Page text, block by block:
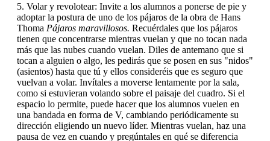
5. Volar y revolotear: Invite a los alumnos a ponerse de pie y
adoptar la postura de uno de los pájaros de la obra de Hans
Thoma Pájaros maravillosos. Recuérdales que los pájaros
tienen que concentrarse mientras vuelan y que no tocan nada
más que las nubes cuando vuelan. Diles de antemano que si
tocan a alguien o algo, les pedirás que se posen en sus "nidos"
(asientos) hasta que tú y ellos consideréis que es seguro que
vuelvan a volar. Invítales a moverse lentamente por la sala,
como si estuvieran volando sobre el paisaje del cuadro. Si el
espacio lo permite, puede hacer que los alumnos vuelen en
una bandada en forma de V, cambiando periódicamente su
dirección eligiendo un nuevo líder. Mientras vuelan, haz una
pausa de vez en cuando y pregúntales en qué se diferencia